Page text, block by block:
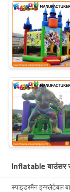
Inflatable बाउंसर
स्पाइडरमैन इन्फ्लेटेबल